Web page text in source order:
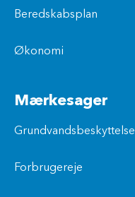
Beredskabsplan
Økonomi
Mærkesager
Grundvandsbeskyttelse
Forbrugereje